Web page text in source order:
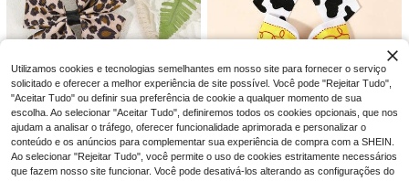
4 peças/2 peças/1 peça Garras de
Cabelo Femininas em Forma de Tub
arão com Cabide, Ovais Verdes, Cre
s Vazados e Amarelas, Clipes de Ca
belo Elegantes de Moda Francesa p
ara Penteados, Garras de Cabelo M
inimalistas Versáteis de Cor Sólida,
Adequadas para Uso Diário, Casual,
Festa, Praia, Férias, Design de Pent
eado, Lavagem de Rosto/Cabelo, M
aquilhagem, Acessórios de Vestuári
o, Garras de Cabelo de Primavera,
3,71€
te de Cabelo em Madeira de Ébano
Falsa para Penteado de Coque
9
2 peças de ganchos de cabelo com
Utilizamos cookies e tecnologias semelhantes em nosso site para fornecer o serviço
solicitado e oferecer a melhor experiência de site possível. Você pode "Rejeitar Tudo",
"Aceitar Tudo" ou definir sua preferência de cookie a qualquer momento de sua
escolha. Ao selecionar "Aceitar Tudo", definiremos todos os cookies opcionais, que nos
ajudam a analisar o tráfego, oferecer funcionalidade aprimorada e personalizar o
conteúdo e os anúncios para complementar sua experiência de compra com a SHEIN.
Ao selecionar "Rejeitar Tudo", você permite o uso de cookies estritamente necessários
que fazem nosso site funcionar. Você pode desativá-los alterando as configurações do